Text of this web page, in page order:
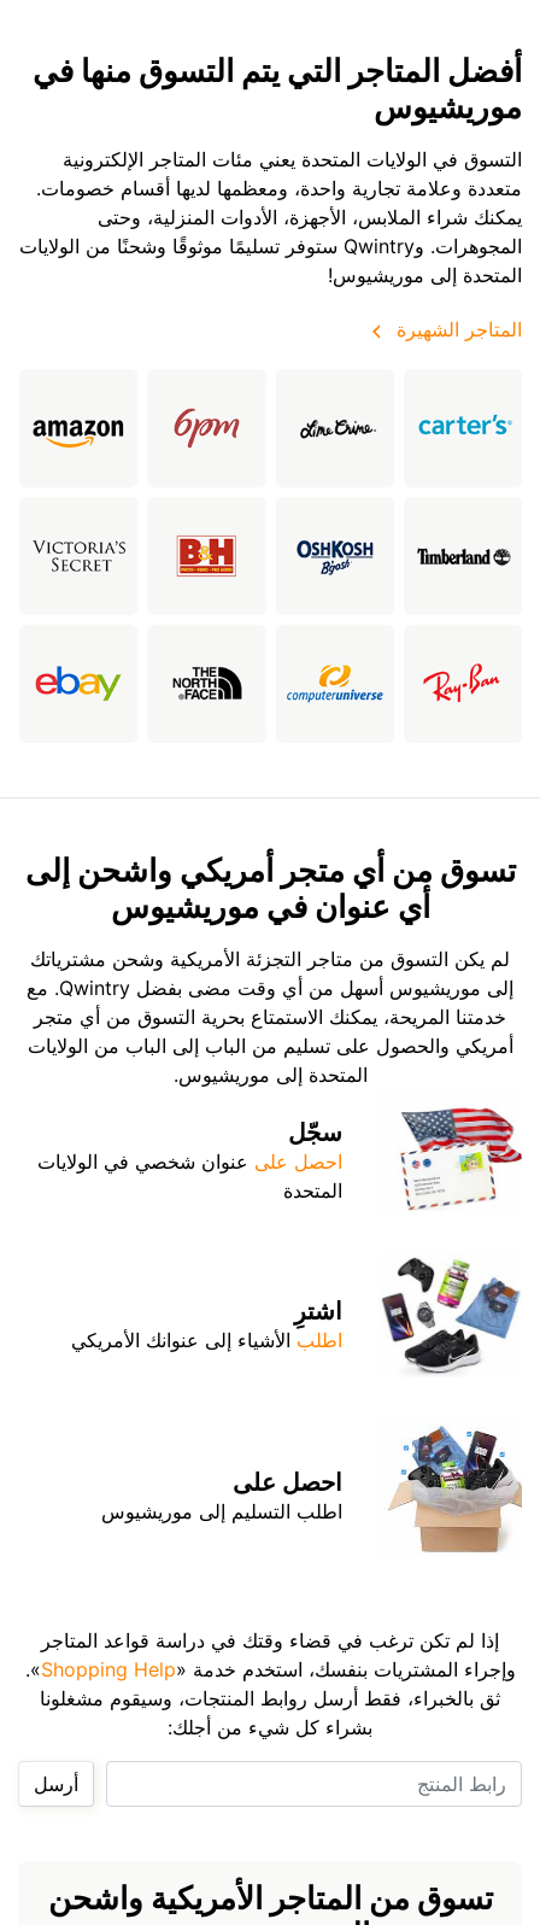
أفضل المتاجر التي يتم التسوق منها في
موريشيوس
التسوق في الولايات المتحدة يعني مئات المتاجر الإلكترونية
متعددة وعلامة تجارية واحدة، ومعظمها لديها أقسام خصومات.
يمكنك شراء الملابس، الأجهزة، الأدوات المنزلية، وحتى
المجوهرات. وQwintry ستوفر تسليمًا موثوقًا وشحنًا من الولايات
المتحدة إلى موريشيوس!
المتاجر الشهيرة
تسوق من أي متجر أمريكي واشحن إلى
أي عنوان في موريشيوس
لم يكن التسوق من متاجر التجزئة الأمريكية وشحن مشترياتك
إلى موريشيوس أسهل من أي وقت مضى بفضل Qwintry. مع
خدمتنا المريحة، يمكنك الاستمتاع بحرية التسوق من أي متجر
أمريكي والحصول على تسليم من الباب إلى الباب من الولايات
المتحدة إلى موريشيوس.
سجّل
احصل على عنوان شخصي في الولايات
المتحدة
اشترِ
اطلب الأشياء إلى عنوانك الأمريكي
احصل على
اطلب التسليم إلى موريشيوس
إذا لم تكن ترغب في قضاء وقتك في دراسة قواعد المتاجر
وإجراء المشتريات بنفسك، استخدم خدمة «Shopping Help
».
ثق بالخبراء، فقط أرسل روابط المنتجات، وسيقوم مشغلونا
بشراء كل شيء من أجلك:
أرسل
تسوق من المتاجر الأمريكية واشحن